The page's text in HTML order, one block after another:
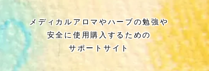
★導きの階層図/目次
メディカルアロマやハーブの勉強や
安全に使用購入するための
サポートサイト